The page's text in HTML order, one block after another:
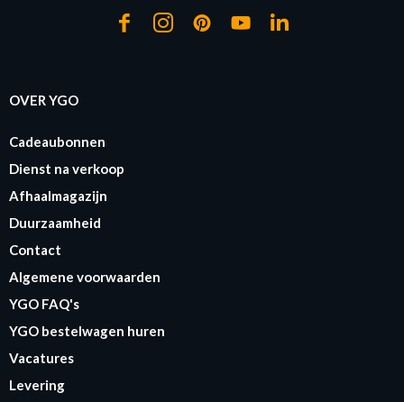
OVER YGO
Cadeaubonnen
Dienst na verkoop
Afhaalmagazijn
Duurzaamheid
Contact
Algemene voorwaarden
YGO FAQ's
YGO bestelwagen huren
Vacatures
Levering